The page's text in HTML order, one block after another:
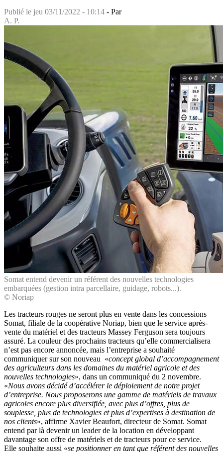
Publié le jeu 03/11/2022 - 10:14 - Par
A. P.
Somat entend devenir un référent des nouvelles technologies
embarquées (gestion intra parcellaire, guidage, robots...).
© Noriap
Les tracteurs rouges ne seront plus en vente dans les concessions
Somat, filiale de la coopérative Noriap, bien que le service après-
vente du matériel et des tracteurs Massey Ferguson sera toujours
assuré. La couleur des prochains tracteurs qu’elle commercialisera
n’est pas encore annoncée, mais l’entreprise a souhaité
communiquer sur son nouveau «concept global d’accompagnement
des agriculteurs dans les domaines du matériel agricole et des
nouvelles technologies», dans un communiqué du 2 novembre.
«Nous avons décidé d’accélérer le déploiement de notre projet
d’entreprise. Nous proposerons une gamme de matériels de travaux
agricoles encore plus diversifiée, avec plus d’offres, plus de
souplesse, plus de technologies et plus d’expertises à destination de
nos clients», affirme Xavier Beaufort, directeur de Somat. Somat
entend par là devenir un leader de la location en développant
davantage son offre de matériels et de tracteurs pour ce service.
Elle souhaite aussi «se positionner en tant que référent des nouvelles